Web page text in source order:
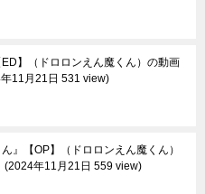
ED】（ドロロンえん魔くん）の動画
11月21日 531 view
』【OP】（ドロロンえん魔くん）
2024年11月21日 559 view